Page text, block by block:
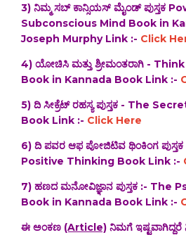
3) ನಿಮ್ಮ ಸಬ್ ಕಾನ್ಸಿಯಸ್ ಮೈಂಡ್ ಪುಸ್ತಕ
Subconscious Mind Book in
Joseph Murphy Link :- Click
4) ಯೋಚಿಸಿ ಮತ್ತು ಶ್ರೀಮಂತರಾಗಿ -
Book in Kannada Book Link :-
5) ದಿ ಸೀಕ್ರೆಟ್ ರಹಸ್ಯ ಪುಸ್ತಕ - The
Book Link :- Click Here
6) ದಿ ಪವರ ಆಫ ಪೋಜಿಟಿವ ಥಿಂಕಿಂಗ
Positive Thinking Book Link :-
7) ಹಣದ ಮನೋವಿಜ್ಞಾನ ಪುಸ್ತಕ :- The
Book in Kannada Book Link :-
ಈ ಅಂಕಣ (Article) ನಿಮಗೆ